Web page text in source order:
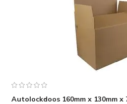
Autolockdoos 160mm x 130mm x